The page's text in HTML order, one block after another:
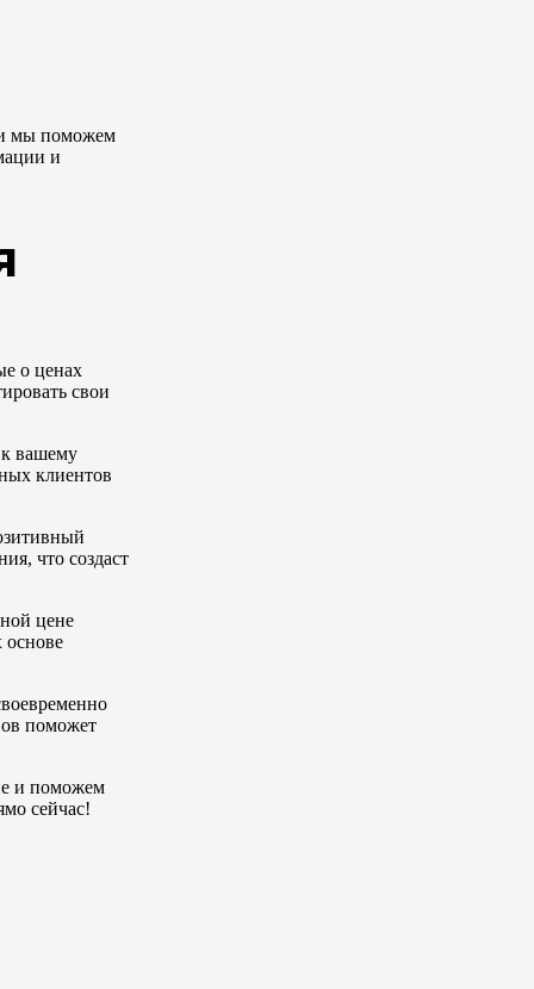
и мы поможем
и
о ценах
свои
вашему
клиентов
что создаст
цене
основе
поможет
и поможем
сейчас!